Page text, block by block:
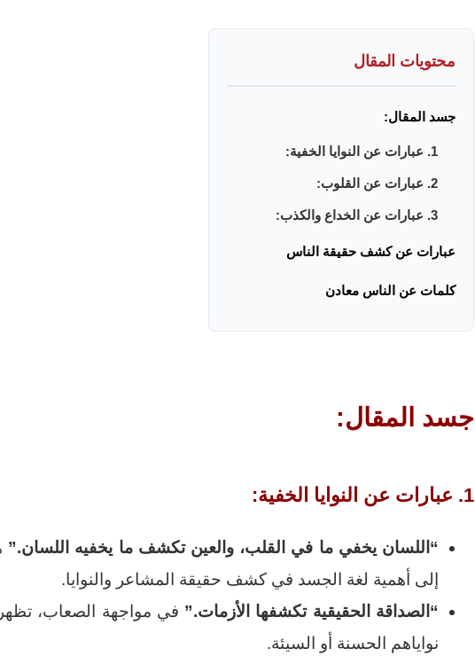
محتويات المقال
جسد المقال:
1. عبارات عن النوايا الخفية:
2. عبارات عن القلوب:
3. عبارات عن الخداع والكذب:
عبارات عن كشف حقيقة الناس
كلمات عن الناس معادن
جسد المقال:
1. عبارات عن النوايا الخفية:
“اللسان يخفي ما في القلب، والعين تكشف ما يخفيه اللسان.”
إلى أهمية لغة الجسد في كشف حقيقة المشاعر والنوايا.
“الصداقة الحقيقية تكشفها الأزمات.” في مواجهة الصعاب،
نواياهم الحسنة أو السيئة.